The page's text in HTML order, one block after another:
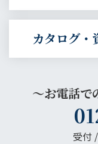
カタログ・
～お電話で
受付